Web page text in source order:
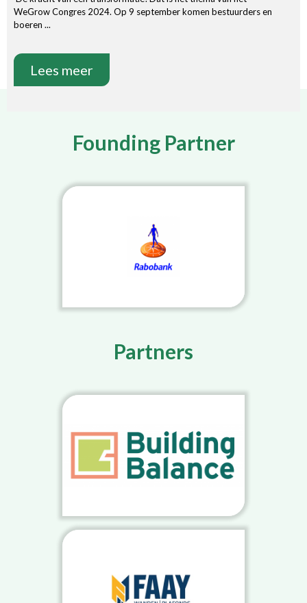
WeGrow Congres 2024. Op 9 september komen bestuurders en
boeren ...
Lees meer
Founding Partner
Partners